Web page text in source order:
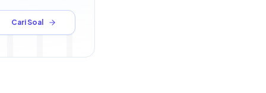
Cari Soal